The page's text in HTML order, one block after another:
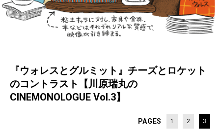
『ウォレスとグルミット』チーズとロケット
のコントラスト【川原瑞丸の
CINEMONOLOGUE Vol.3】
PAGES 1 2 3